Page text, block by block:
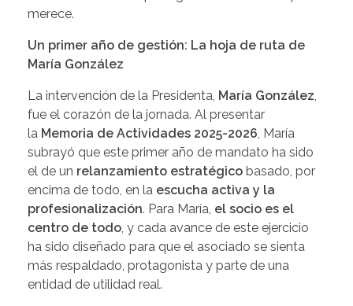
merece.
Un primer año de gestión: La hoja de ruta de
María González
La intervención de la Presidenta, María González
fue el corazón de la jornada. Al presentar
la Memoria de Actividades 2025-2026 , María
subrayó que este primer año de mandato ha sido
el de un relanzamiento estratégico basado, por
encima de todo, en la escucha activa y la
profesionalización. Para María, el socio es el
centro de todo , y cada avance de este ejercicio
ha sido diseñado para que el asociado se sienta
más respaldado, protagonista y parte de una
entidad de utilidad real.